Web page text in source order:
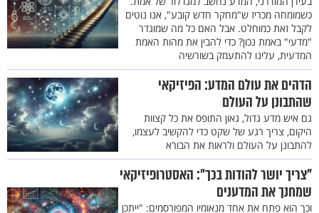
כשמומחה מכריז ש"מחקר חדש קובע", אנו נוטים
לקבל זאת כמוחלט. אבל האם כל מה שמוגדר
"מדעי" באמת נכון? כדי להבין את מהות האמת
המדעית, עלינו להתעמק בשורשיה
הדהים את עולם המדע: הפיזיקאי
שהתבונן על העולם
גם איש מדע גדול, גאון התופס את כל קצוות
היקום, צריך רגע של שקט כדי להקשיב לעצמו,
להתבונן על העולם ולראות את הבורא
"צריך יושר להודות בכך": האסטרופיזיקאי
שמחנך את המדענים
וכך הוא פתח את אחד מנאומיו המפורסמים: "ייתכן